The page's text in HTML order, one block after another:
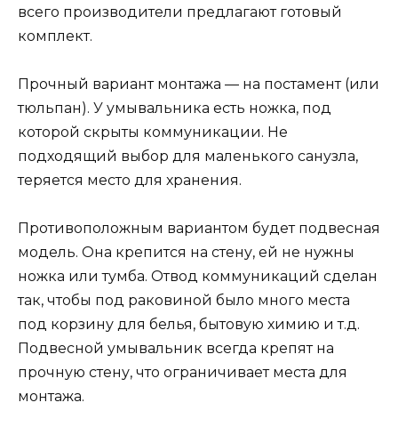
всего производители предлагают готовый
комплект.
Прочный вариант монтажа — на постамент (или
тюльпан). У умывальника есть ножка, под
которой скрыты коммуникации. Не
подходящий выбор для маленького санузла,
теряется место для хранения.
Противоположным вариантом будет подвесная
модель. Она крепится на стену, ей не нужны
ножка или тумба. Отвод коммуникаций сделан
так, чтобы под раковиной было много места
под корзину для белья, бытовую химию и т.д.
Подвесной умывальник всегда крепят на
прочную стену, что ограничивает места для
монтажа.